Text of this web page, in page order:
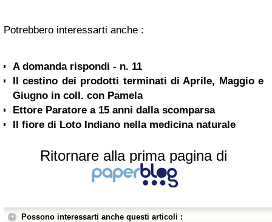
Potrebbero interessarti anche :
A domanda rispondi - n. 11
Il cestino dei prodotti terminati di Aprile, Maggio e
Giugno in coll. con Pamela
Ettore Paratore a 15 anni dalla scomparsa
Il fiore di Loto Indiano nella medicina naturale
Ritornare alla prima pagina di
Possono interessarti anche questi articoli :